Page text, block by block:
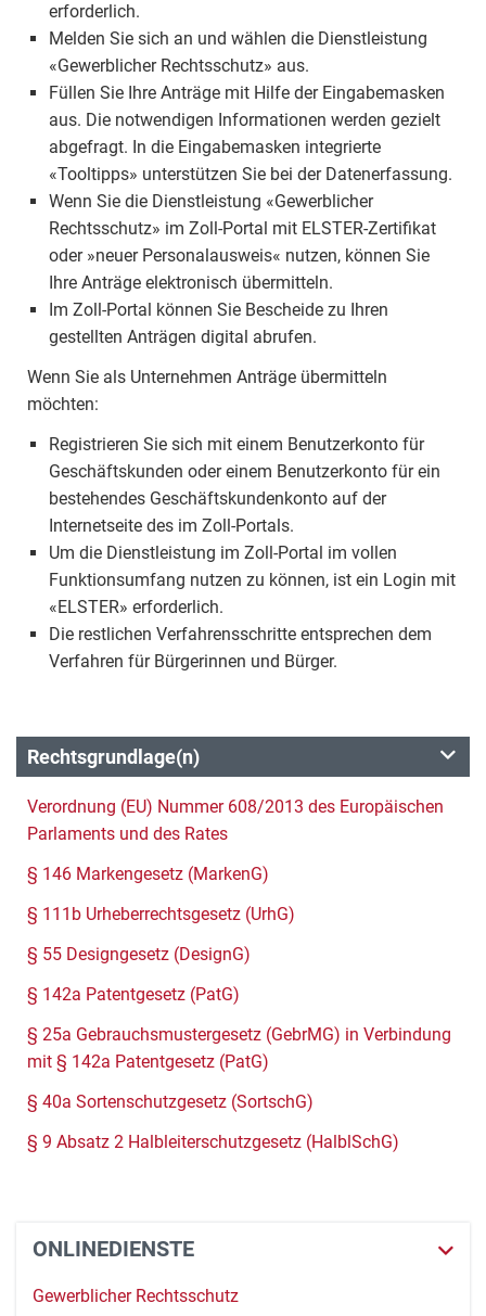
erforderlich.
Melden Sie sich an und wählen die Dienstleistung
«Gewerblicher Rechtsschutz» aus.
Füllen Sie Ihre Anträge mit Hilfe der Eingabemasken
aus. Die notwendigen Informationen werden gezielt
abgefragt. In die Eingabemasken integrierte
«Tooltipps» unterstützen Sie bei der Datenerfassung.
Wenn Sie die Dienstleistung «Gewerblicher
Rechtsschutz» im Zoll-Portal mit ELSTER-Zertifikat
oder »neuer Personalausweis« nutzen, können Sie
Ihre Anträge elektronisch übermitteln.
Im Zoll-Portal können Sie Bescheide zu Ihren
gestellten Anträgen digital abrufen.
Wenn Sie als Unternehmen Anträge übermitteln
möchten:
Registrieren Sie sich mit einem Benutzerkonto für
Geschäftskunden oder einem Benutzerkonto für ein
bestehendes Geschäftskundenkonto auf der
Internetseite des im Zoll-Portals.
Um die Dienstleistung im Zoll-Portal im vollen
Funktionsumfang nutzen zu können, ist ein Login mit
«ELSTER» erforderlich.
Die restlichen Verfahrensschritte entsprechen dem
Verfahren für Bürgerinnen und Bürger.
Rechtsgrundlage(n)
Verordnung (EU) Nummer 608/2013 des Europäischen
Parlaments und des Rates
§ 146 Markengesetz (MarkenG)
§ 111b Urheberrechtsgesetz (UrhG)
§ 55 Designgesetz (DesignG)
§ 142a Patentgesetz (PatG)
§ 25a Gebrauchsmustergesetz (GebrMG) in Verbindung
mit § 142a Patentgesetz (PatG)
§ 40a Sortenschutzgesetz (SortschG)
§ 9 Absatz 2 Halbleiterschutzgesetz (HalblSchG)
ONLINEDIENSTE
Gewerblicher Rechtsschutz